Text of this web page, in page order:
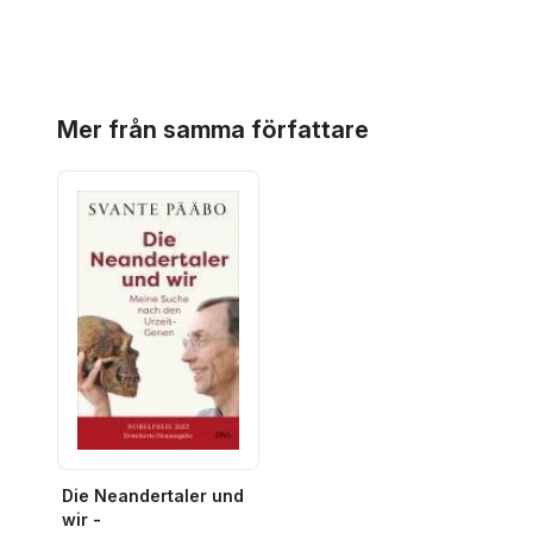
Mer från samma författare
Die Neandertaler und
wir -